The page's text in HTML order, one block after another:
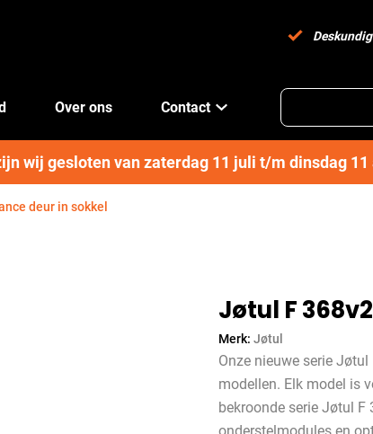
Deskundig
Over ons Contact
wij gesloten van zaterdag 11 juli t/m dinsdag 11
deur in sokkel
Jøtul F
Merk: Jøtul
Onze nieuwe serie
modellen. Elk model is
bekroonde serie Jøtul F